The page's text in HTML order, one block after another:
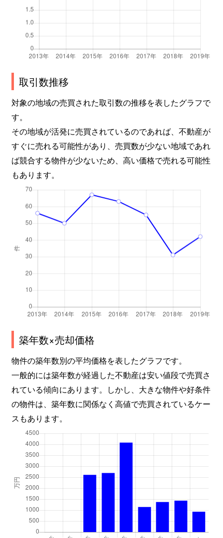
取引数推移
対象の地域の売買された取引数の推移を表したグラフで
す。
その地域が活発に売買されているのであれば、不動産が
すぐに売れる可能性があり、売買数が少ない地域であれ
ば競合する物件が少ないため、高い価格で売れる可能性
もあります。
築年数×売却価格
物件の築年数別の平均価格を表したグラフです。
一般的には築年数が経過した不動産は安い値段で売買さ
れている傾向にあります。しかし、大きな物件や好条件
の物件は、築年数に関係なく高値で売買されているケー
スもあります。